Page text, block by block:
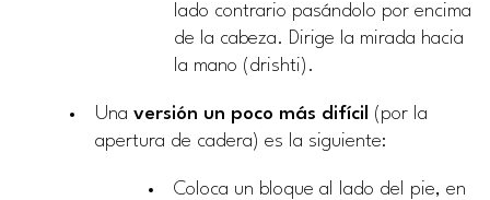
lado contrario pasándolo por encima
de la cabeza. Dirige la mirada hacia
la mano (drishti).
Una versión un poco más difícil
(por la
apertura de cadera) es la siguiente:
Coloca un bloque al lado del pie, en